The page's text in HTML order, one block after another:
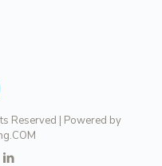
Reserved | Powered by